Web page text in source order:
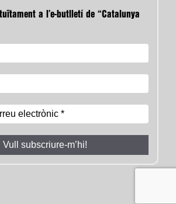
a l’e-butlletí de “Catalunya